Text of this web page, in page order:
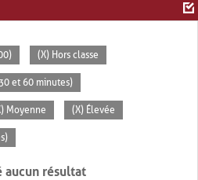
(X) Hors classe
et 60 minutes)
Moyenne (X) Élevée
aucun résultat